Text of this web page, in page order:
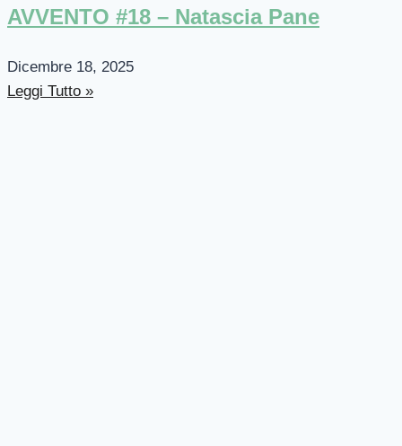
AVVENTO #18 – Natascia Pane
Dicembre 18, 2025
Leggi Tutto »